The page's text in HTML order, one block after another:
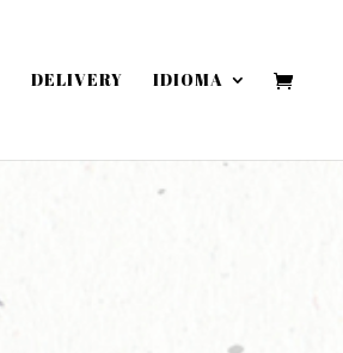
DELIVERY IDIOMA